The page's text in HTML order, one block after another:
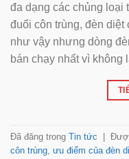
đa dạng các chủng loại
đuổi côn trùng, đèn
như vậy nhưng dòng
bán chạy nhất vì
Đã đăng trong Tin tức
côn trùng, ưu điểm của đèn